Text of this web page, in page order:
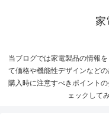
家
当ブログでは家電製品の情報
て価格や機能性デザインなど
購入時に注意すべきポイント
ェックして